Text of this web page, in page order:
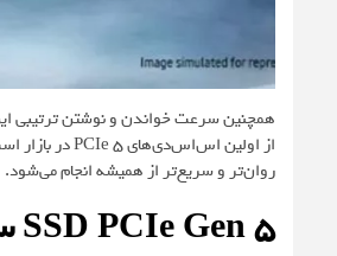
روان‌تر و سریع‌تر از همیشه انجام می‌شود.
SSD PCIe Gen 5 سامسونگ،